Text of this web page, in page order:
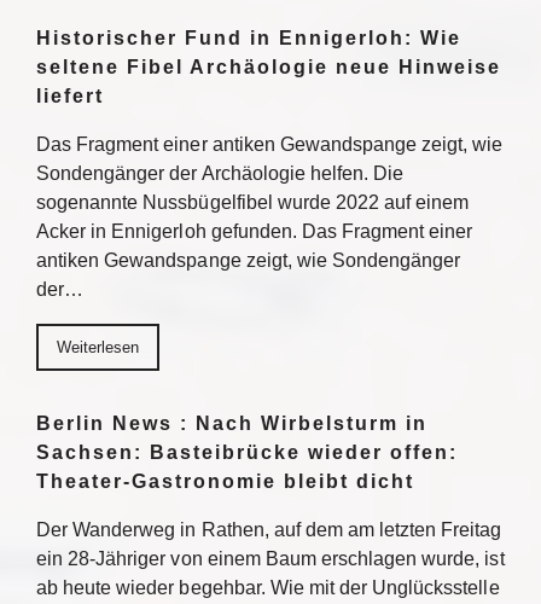
Historischer Fund in Ennigerloh: Wie
seltene Fibel Archäologie neue Hinweise
liefert
Das Fragment einer antiken Gewandspange zeigt, wie
Sondengänger der Archäologie helfen. Die
sogenannte Nussbügelfibel wurde 2022 auf einem
Acker in Ennigerloh gefunden. Das Fragment einer
antiken Gewandspange zeigt, wie Sondengänger
der…
Weiterlesen
Berlin News : Nach Wirbelsturm in
Sachsen: Basteibrücke wieder offen:
Theater-Gastronomie bleibt dicht
Der Wanderweg in Rathen, auf dem am letzten Freitag
ein 28-Jähriger von einem Baum erschlagen wurde, ist
ab heute wieder begehbar. Wie mit der Unglücksstelle